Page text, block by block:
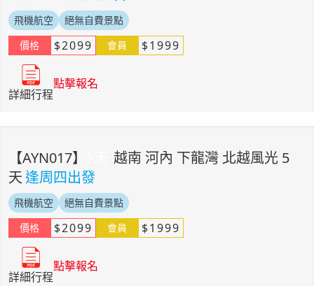
飛機航空
絕無自費景點
價格
$2099 會員 $1999
詳細行程
點擊報名
【AYN017】
越南 河內 下龍灣 北越風光 5
天逢周四出發
飛機航空
絕無自費景點
價格
$2099 會員 $1999
詳細行程
點擊報名